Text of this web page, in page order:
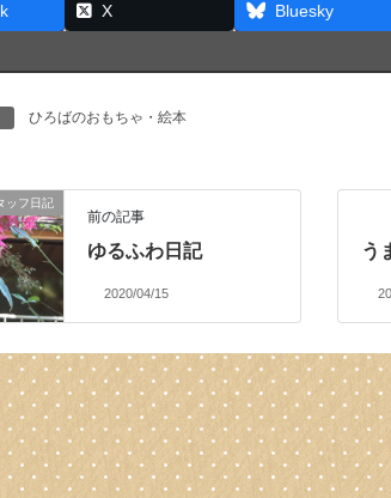
X Bluesky
ひろばのおもちゃ・絵本
ッフ日記
前の記事
ゆるふわ日記
2020/04/15
う